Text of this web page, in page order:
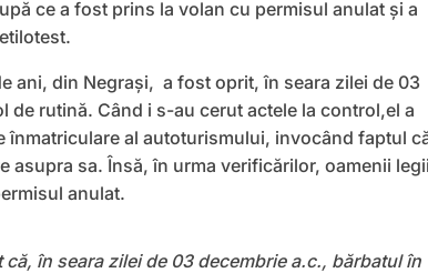
ce a fost prins la volan cu permisul anulat și a
ani, din Negrași, a fost oprit, în seara zilei de 03
de rutină. Când i s-au cerut actele la control,el a
înmatriculare al autoturismului, invocând faptul
asupra sa. Însă, în urma verificărilor, oamenii
anulat.
în seara zilei de 03 decembrie a.c., bărbatul în